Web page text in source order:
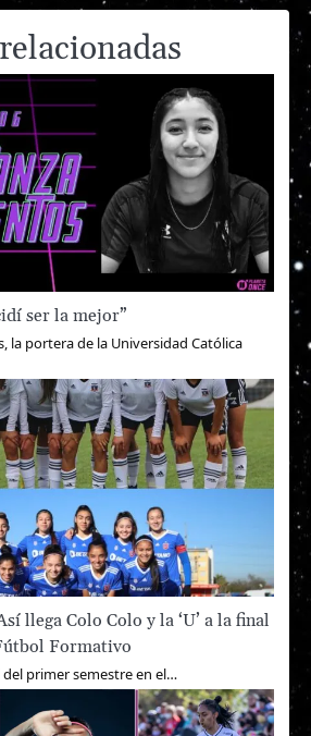
ser la mejor”
la portera de la Universidad Católica
llega Colo Colo y la ‘U’ a la final
Formativo
primer semestre en el…